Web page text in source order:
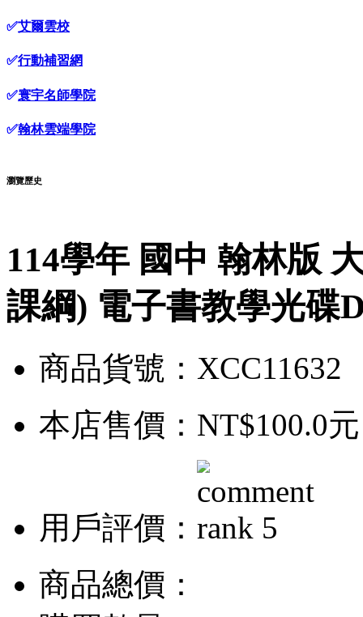
✅艾爾雲校
✅行動補習網
✅寰宇名師學院
✅翰林雲端學院
瀏覽歷史
114學年 國中 翰林版
課綱) 電子書教學光碟
商品貨號：XCC11632
本店售價： NT$100.0元
用戶評價：
商品總價：